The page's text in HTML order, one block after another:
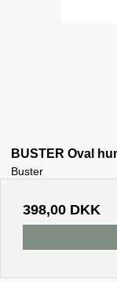
BUSTER Oval
Buster
398,00 DKK